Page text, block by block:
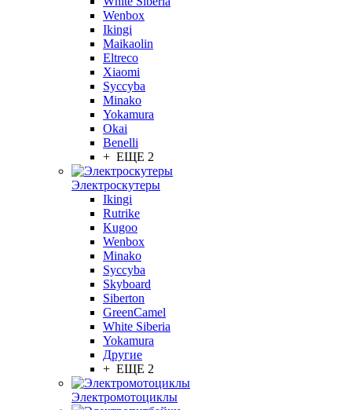
Wenbox
Ikingi
Maikaolin
Eltreco
Xiaomi
Syccyba
Minako
Yokamura
Okai
Benelli
+ ЕЩЕ 2
Электроскутеры
Ikingi
Rutrike
Kugoo
Wenbox
Minako
Syccyba
Skyboard
Siberton
GreenCamel
White Siberia
Yokamura
Другие
+ ЕЩЕ 2
Электромотоциклы